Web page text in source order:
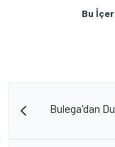
Bu
Bulega'dan